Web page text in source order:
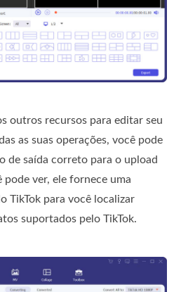
outros recursos para editar seu
as suas operações, você pode
de saída correto para o upload
pode ver, ele fornece uma
TikTok para você localizar
suportados pelo TikTok.